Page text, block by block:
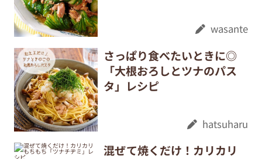
wasante
さっぱり食べたいときに◎
「大根おろしとツナのパス
タ」レシピ
hatsuharu
混ぜて焼くだけ！カリカリ